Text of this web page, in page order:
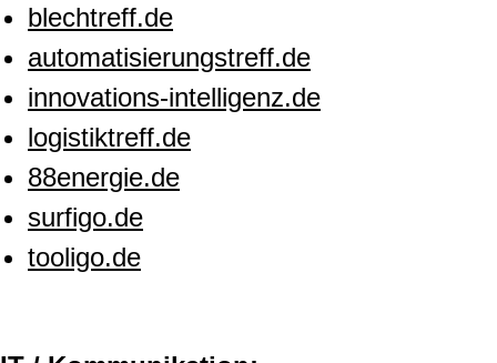
blechtreff.de
automatisierungstreff.de
innovations-intelligenz.de
logistiktreff.de
88energie.de
surfigo.de
tooligo.de